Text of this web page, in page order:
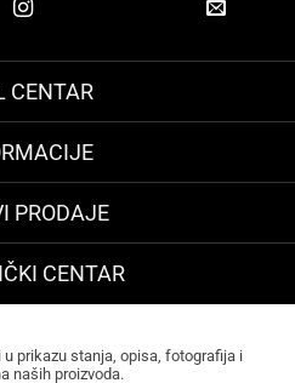
CENTAR
PRODAJE
CENTAR
prikazu stanja, opisa, fotografija i
naših proizvoda.